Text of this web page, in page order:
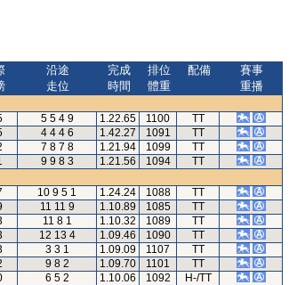
沿途
走位
完成
時間
排位
體重
配備
賽事
重播
5 5 4 9 1.22.65 1100
TT
4 4 4 6 1.42.27 1091
TT
7 8 7 8 1.21.94 1099
TT
9 9 8 3 1.21.56 1094
TT
10 9 5 1 1.24.24 1088
TT
11 11 9 1.10.89 1085
TT
11 8 1 1.10.32 1089
TT
12 13 4 1.09.46 1090
TT
3 3 1 1.09.09 1107
TT
9 8 2 1.09.70 1101
TT
6 5 2 1.10.06 1092
H-/TT